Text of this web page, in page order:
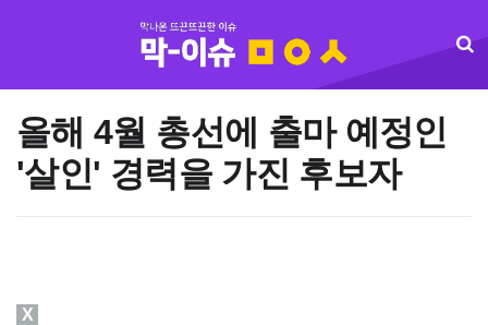
올해 ​​​​​​​4월 총선에 출마 예정인
'살인' 경력을 가진 후보자
X